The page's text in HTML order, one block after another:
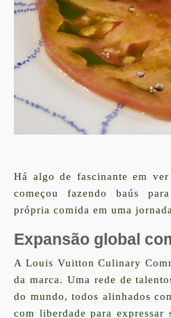
Há algo de fascinante em
começou fazendo baús
própria comida em uma
Expansão global
A Louis Vuitton Culinary
da marca. Uma rede de
do mundo, todos alinhados
com liberdade para expressar